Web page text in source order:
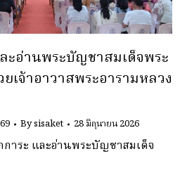
ะอ่านพระบัญชาสมเด็จพระ
เจ้าอาวาสพระอารามหลวง
Bysisaket 28 มิถุนายน 2026
าระ และอ่านพระบัญชาสมเด็จ